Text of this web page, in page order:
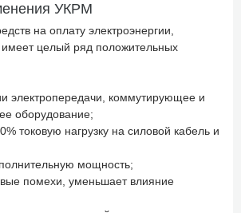
УКРМ
на оплату электроэнергии,
целый ряд положительных
электропередачи, коммутирующее и
оборудование;
токовую нагрузку на силовой кабель и
мощность;
помехи, уменьшает влияние